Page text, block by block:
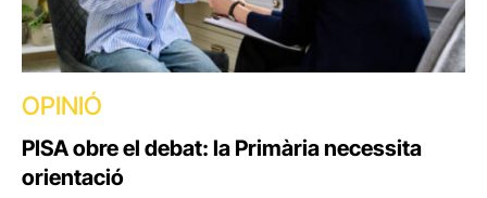
OPINIÓ
PISA obre el debat: la Primària necessita
orientació